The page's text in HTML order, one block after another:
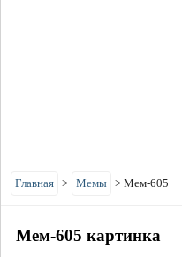
Главная > Мемы > Мем-605
Мем-605 картинка